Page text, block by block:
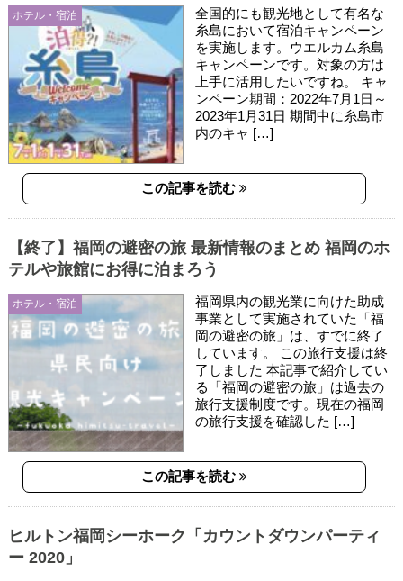
ホテル・宿泊
全国的にも観光地として有名な
糸島において宿泊キャンペーン
を実施します。ウエルカム糸島
キャンペーンです。対象の方は
上手に活用したいですね。 キャ
ンペーン期間：2022年7月1日～
2023年1月31日 期間中に糸島市
内のキャ […]
この記事を読む
ホテル・宿泊
【終了】福岡の避密の旅 最新情報のまとめ 福岡のホ
テルや旅館にお得に泊まろう
福岡県内の観光業に向けた助成
事業として実施されていた「福
岡の避密の旅」は、すでに終了
しています。 この旅行支援は終
了しました 本記事で紹介してい
る「福岡の避密の旅」は過去の
旅行支援制度です。現在の福岡
の旅行支援を確認した […]
この記事を読む
ヒルトン福岡シーホーク「カウントダウンパーティ
ー 2020」